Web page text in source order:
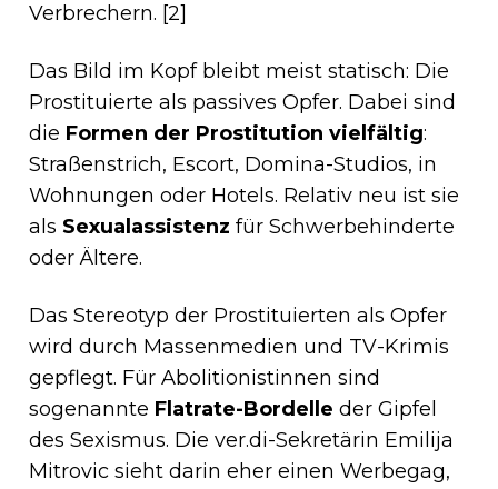
Verbrechern. [2]
Das Bild im Kopf bleibt meist statisch: Die
Prostituierte als passives Opfer. Dabei sind
die Formen der Prostitution vielfältig:
Straßenstrich, Escort, Domina-Studios, in
Wohnungen oder Hotels. Relativ neu ist sie
als Sexualassistenz für Schwerbehinderte
oder Ältere.
Das Stereotyp der Prostituierten als Opfer
wird durch Massenmedien und TV-Krimis
gepflegt. Für Abolitionistinnen sind
sogenannte Flatrate-Bordelle der Gipfel
des Sexismus. Die ver.di-Sekretärin Emilija
Mitrovic sieht darin eher einen Werbegag,